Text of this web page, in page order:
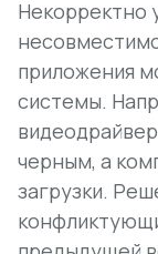
Некорректно
приложения
системы.
черным, а
загрузки.